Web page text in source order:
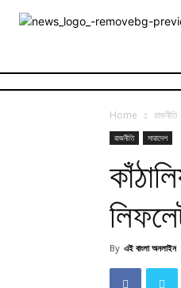
Home রাজনীতি
রাজনীতি সারাদেশ
By এই বাংলা অনলাইন